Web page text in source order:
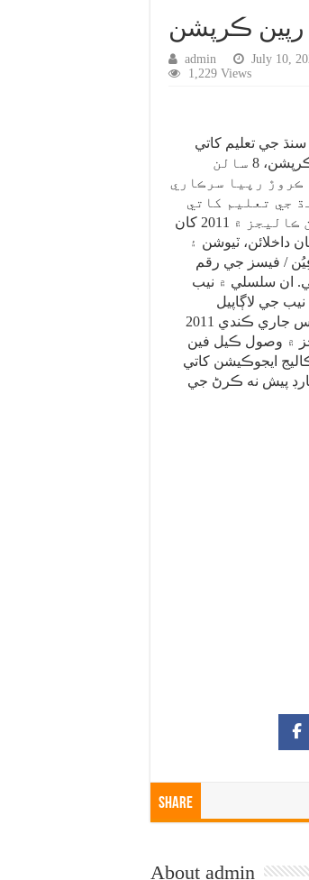
رپين ڪرپشن
admin July 10,
1,229 Views
جي تعليم کاتي
ڪاليج ايجوڪيشن ۾ ڪروڙين رپين جي ڪرپشن، 8 سالن
ڪروڙ رپيا سرڪاري
جي تعليم کاتي
جي ڪاليج سائيڊ تي سنڌ جي سمورن ڪاليجز ۾ 2011 کان
کان داخلائن، ٽيوشن ۽
/ فيسز جي رقم
ان سلسلي ۾ نيب
جي لاڳاپيل
اختيارين ڪاليج ايجوڪيشن کاتي کي نوٽيس جاري ڪندي 2011
تائين ڪاليجز ۾ وصول ڪيل فين
ايجوڪيشن کاتي
پيش نه ڪرڻ جي
Share
About admin